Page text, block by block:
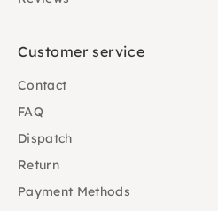
Customer service
Contact
FAQ
Dispatch
Return
Payment Methods